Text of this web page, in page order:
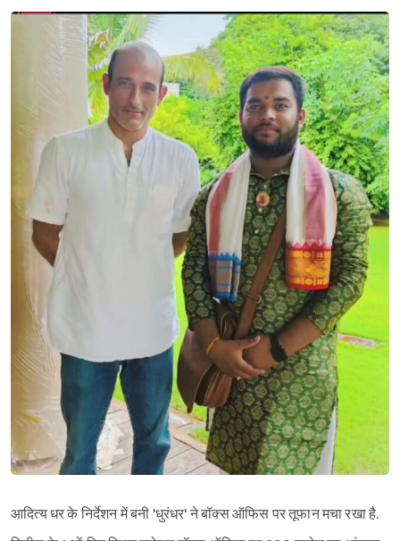
आदित्य धर के निर्देशन में बनी 'धुरंधर' ने बॉक्स ऑफिस पर तूफान मचा रखा है.